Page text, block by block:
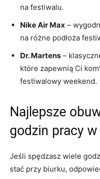
na​ festiwalu.
Nike ‌Air ‌Max –
na różne podłoża
Dr. Martens –
które zapewnią Ci
festiwalowy weekend.
Najlepsze
godzin pracy
Jeśli spędzasz ‍wiele
stać⁤ przy ‌biurku,